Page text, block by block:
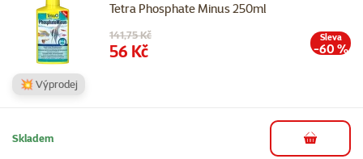
Tetra Phosphate Minus 250ml
Původní cena
141,75 Kč
Cena
56 Kč
Sleva
-60 %
💥 Výprodej
Skladem do košíku